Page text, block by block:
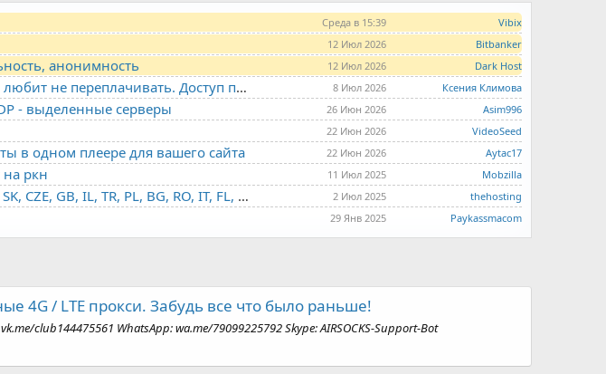
Среда в 15:39 Vibix
12 Июл 2026 Bitbanker
анонимность 12 Июл 2026
Dark Host
LITE.HOST - хостинг и серверы от 99 рублей для тех, кто любит не переплачивать. Доступ по SSH, поддержка PHP, GIT, COMPOSER, сертификаты Let's Encrypt 8 Июл 2026
Ксения Климова
- выделенные серверы 26 Июн 2026
Asim996
22 Июн 2026
VideoSeed
в одном плеере для вашего сайта 22 Июн 2026
Aytac17
на ркн 11 Июл 2025
Mobzilla
THE.HOSTING - VPS/VDS - MD, UA, USA, HK, LV, NL, CA, DE, SK, CZE, GB, IL, TR, PL, BG, RO, IT, FL, HU, PT. 2 Июл 2025
thehosting
29 Янв 2025 Paykassmacom
4G / LTE прокси. Забудь все что было раньше!
club144475561 WhatsApp: wa.me/79099225792 Skype: AIRSOCKS-Support-Bot